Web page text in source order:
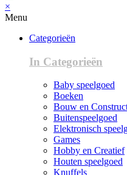
×
Menu
Categorieën
In Categorieën
Baby speelgoed
Boeken
Bouw en
Buitenspeelgoed
Elektronisch
Games
Hobby en Creatief
Houten speelgoed
Knuffels